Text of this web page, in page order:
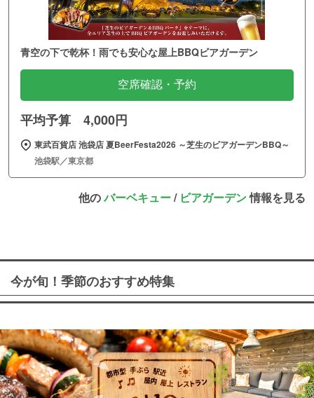
青空の下で乾杯！雨でも安心な屋上BBQビアガーデン
空席確認・予約
平均予算 4,000円
東武百貨店 池袋店 夏BeerFesta2026 ～芝生のビアガーデンBBQ～
池袋駅／東京都
他のバーベキュー/ ビアガーデン情報を見る
今が旬！季節のおすすめ特集